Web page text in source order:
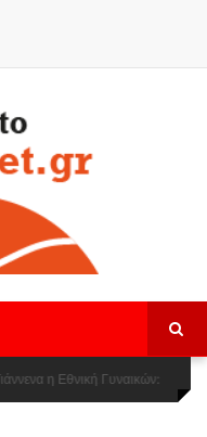
στην Women Basketball
Γιάννενα η Εθνική Γυναικών